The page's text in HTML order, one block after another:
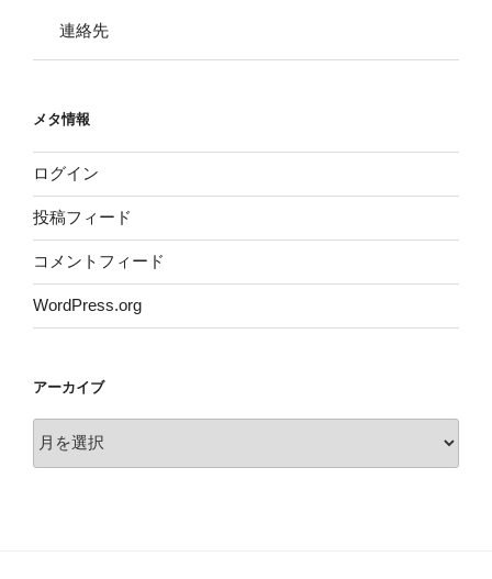
連絡先
メタ情報
ログイン
投稿フィード
コメントフィード
WordPress.org
アーカイブ
ー